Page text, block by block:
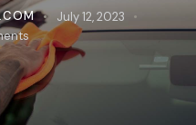
July 12, 2023